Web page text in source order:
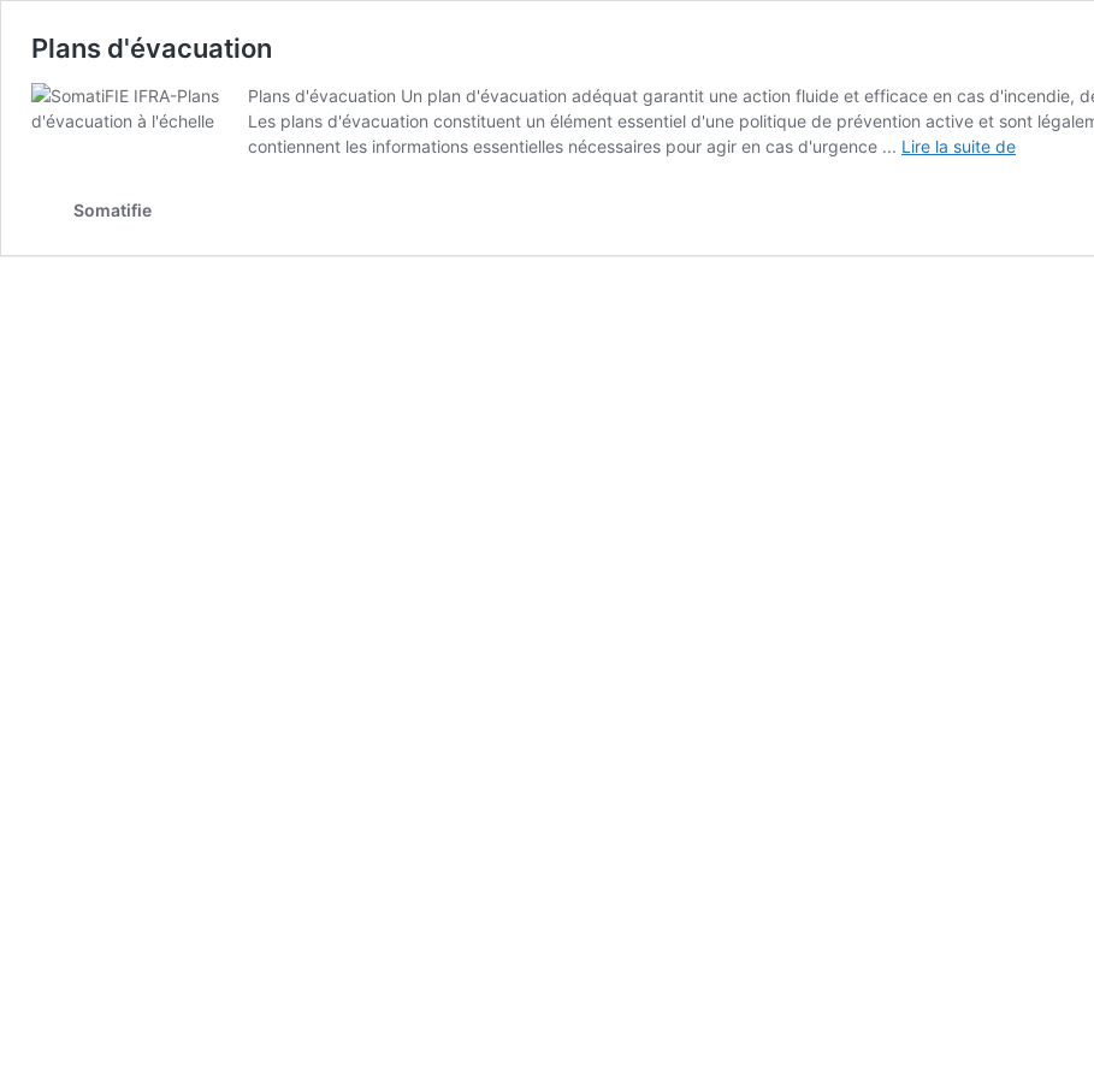
Plans d'évacuation
Plans d'évacuation Un plan d'évacuation adéquat garantit une action fluide et efficace en cas d'incendie,
Les plans d'évacuation constituent un élément essentiel d'une politique de prévention active et sont
contiennent les informations essentielles nécessaires pour agir en cas d'urgence ... Lire la suite dePlans
Somatifie